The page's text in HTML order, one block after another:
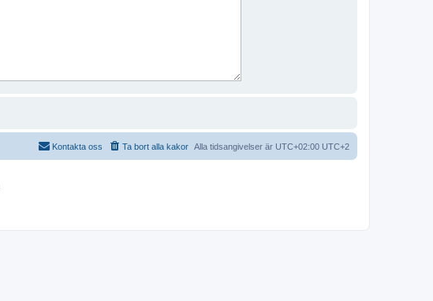
Alla tidsangivelser är UTC+02:00 UTC+2
Ta bort alla kakor
Kontakta oss